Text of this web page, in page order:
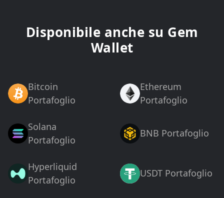
Disponibile anche su Gem
Wallet
Bitcoin
Portafoglio
Ethereum
Portafoglio
Solana
Portafoglio
BNB Portafoglio
Hyperliquid
Portafoglio
USDT Portafoglio